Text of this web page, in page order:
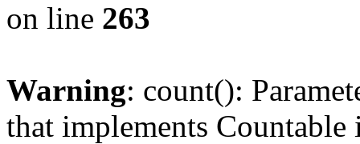
on line 263
Warning: count():
that implements Countable